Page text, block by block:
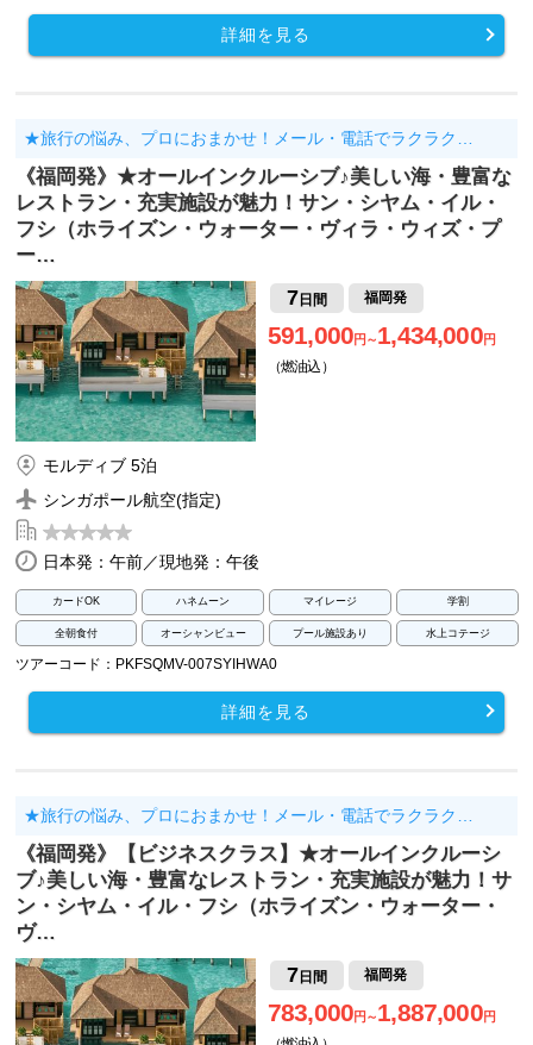
詳細を見る
★旅行の悩み、プロにおまかせ！メール・電話でラクラク…
《福岡発》★オールインクルーシブ♪美しい海・豊富な
レストラン・充実施設が魅力！サン・シヤム・イル・
フシ（ホライズン・ウォーター・ヴィラ・ウィズ・プ
ー…
7 日間 福岡発
591,000円～1,434,000円
（燃油込）
モルディブ 5泊
シンガポール航空(指定)
日本発：午前／現地発：午後
カードOK ハネムーン マイレージ 学割
全朝食付 オーシャンビュー プール施設あり 水上コテージ
ツアーコード：PKFSQMV-007SYIHWA0
詳細を見る
★旅行の悩み、プロにおまかせ！メール・電話でラクラク…
《福岡発》【ビジネスクラス】★オールインクルーシ
ブ♪美しい海・豊富なレストラン・充実施設が魅力！サ
ン・シヤム・イル・フシ（ホライズン・ウォーター・
ヴ…
7 日間 福岡発
783,000円～1,887,000円